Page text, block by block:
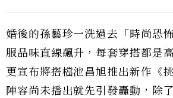
婚後的孫藝珍一洗過去「時尚恐
服品味直線飆升，每套穿搭都是
更宣布將搭檔池昌旭推出新作《
陣容尚未播出就先引發轟動，除